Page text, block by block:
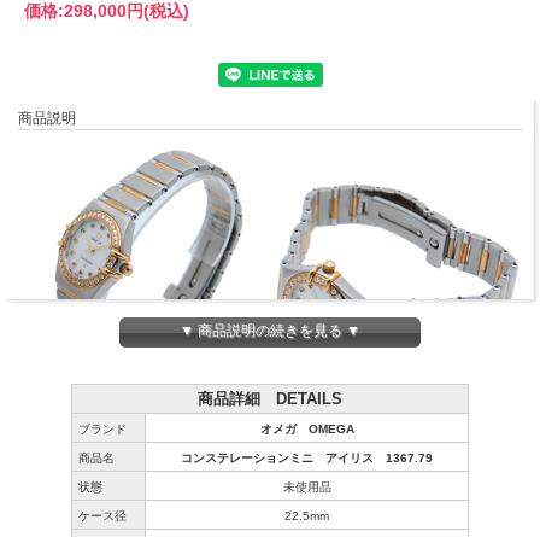
価格:298,000円(税込)
商品説明
▼ 商品説明の続きを見る ▼
商品詳細 DETAILS
ブランド オメガ OMEGA
商品名 コンステレーションミニ アイリス 1367.79
状態 未使用品
ケース径 22.5mm